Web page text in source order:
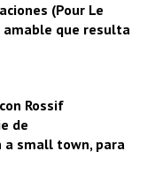
(Pour Le
amable que resulta
Rossif
de
a small town, para